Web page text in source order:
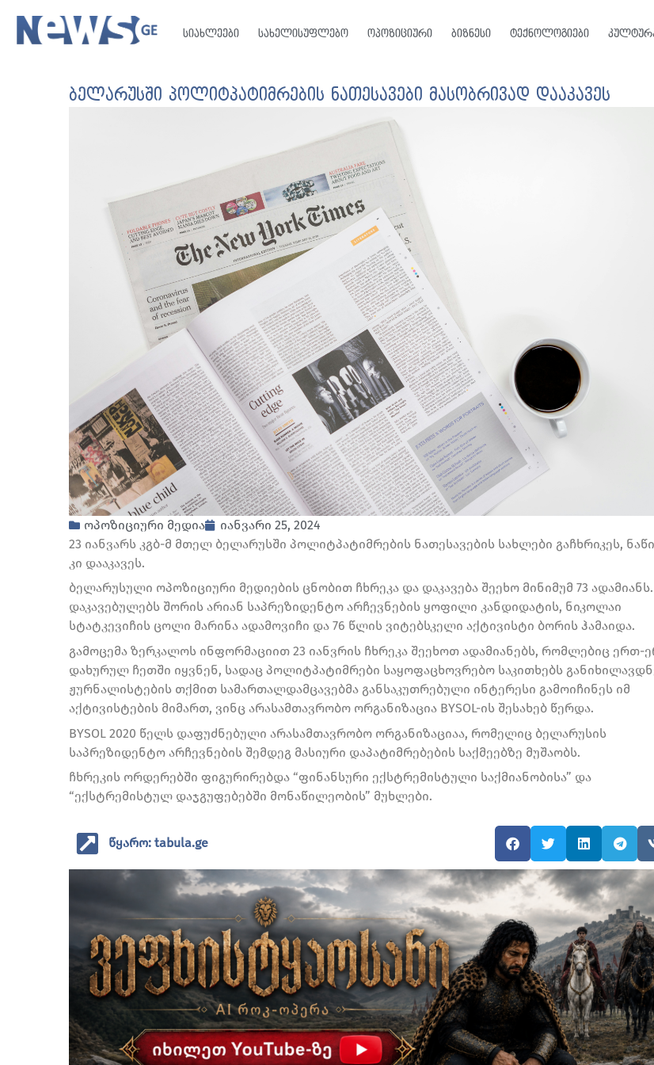
სიახლეები სახელისუფლებო ოპოზიციური ბიზნესი ტექნოლოგიები
ბელარუსში პოლიტპატიმრების ნათესავები მასობრივად დააკავეს
ოპოზიციური მედია
იანვარი 25, 2024
23 იანვარს კგბ-მ მთელ ბელარუსში პოლიტპატიმრების ნათესავების სახლები გაჩხრიკეს,
კი დააკავეს.
ბელარუსული ოპოზიციური მედიების ცნობით ჩხრეკა და დაკავება შეეხო მინიმუმ 73 ადამიანს.
დაკავებულებს შორის არიან საპრეზიდენტო არჩევნების ყოფილი კანდიდატის, ნიკოლაი
სტატკევიჩის ცოლი მარინა ადამოვიჩი და 76 წლის ვიტებსკელი აქტივისტი ბორის ჰამაიდა.
გამოცემა ზერკალოს ინფორმაციით 23 იანვრის ჩხრეკა შეეხოთ ადამიანებს, რომლებიც ერთ-
დახურულ ჩეთში იყვნენ, სადაც პოლიტპატიმრები საყოფაცხოვრებო საკითხებს
ჟურნალისტების თქმით სამართალდამცავებმა განსაკუთრებული ინტერესი გამოიჩინეს იმ
აქტივისტების მიმართ, ვინც არასამთავრობო ორგანიზაცია BYSOL-ის შესახებ წერდა.
BYSOL 2020 წელს დაფუძნებული არასამთავრობო ორგანიზაციაა, რომელიც ბელარუსის
საპრეზიდენტო არჩევნების შემდეგ მასიური დაპატიმრებების საქმეებზე მუშაობს.
ჩხრეკის ორდერებში ფიგურირებდა “ფინანსური ექსტრემისტული საქმიანობისა” და
“ექსტრემისტულ დაჯგუფებებში მონაწილეობის” მუხლები.
წყარო: tabula.ge